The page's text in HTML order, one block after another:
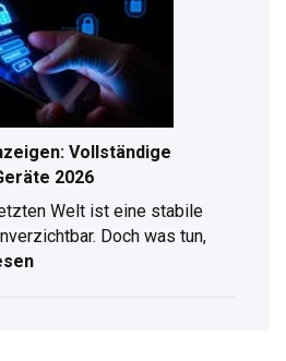
Vollständige
2026
Welt ist eine stabile
Doch was tun,